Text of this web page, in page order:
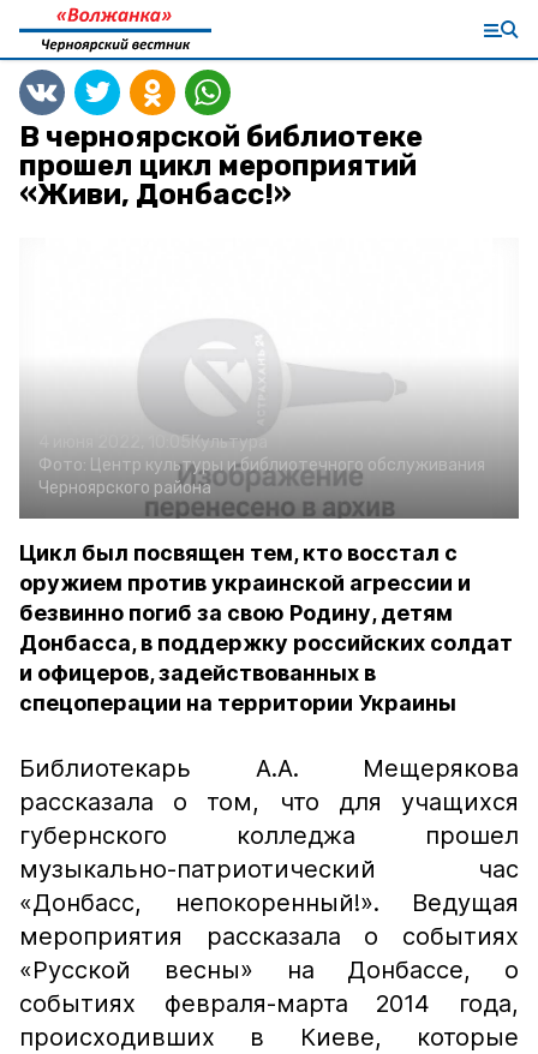
В черноярской библиотеке
прошел цикл мероприятий
«Живи, Донбасс!»
Культура
Фото: Центр культуры и библиотечного обслуживания
Черноярского района
Цикл был посвящен тем, кто восстал с
оружием против украинской агрессии и
безвинно погиб за свою Родину, детям
Донбасса, в поддержку российских солдат
и офицеров, задействованных в
спецоперации на территории Украины
Библиотекарь А.А. Мещерякова
рассказала о том, что для учащихся
губернского колледжа прошел
музыкально-патриотический час
«Донбасс, непокоренный!». Ведущая
мероприятия рассказала о событиях
«Русской весны» на Донбассе, о
событиях февраля-марта 2014 года,
происходивших в Киеве, которые